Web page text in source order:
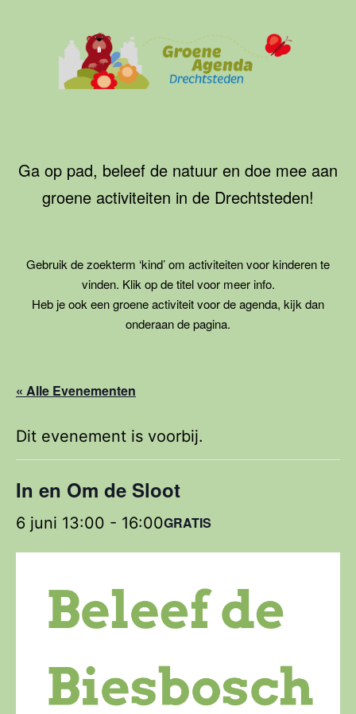
Drechtsteden
Ga op pad, beleef de natuur en doe mee aan
groene activiteiten in de Drechtsteden!
Gebruik de zoekterm ‘kind’ om activiteiten voor kinderen te
vinden. Klik op de titel voor meer info.
Heb je ook een groene activiteit voor de agenda, kijk dan
onderaan de pagina.
« Alle Evenementen
Dit evenement is voorbij.
In en Om de Sloot
6 juni 13:00 - 16:00GRATIS